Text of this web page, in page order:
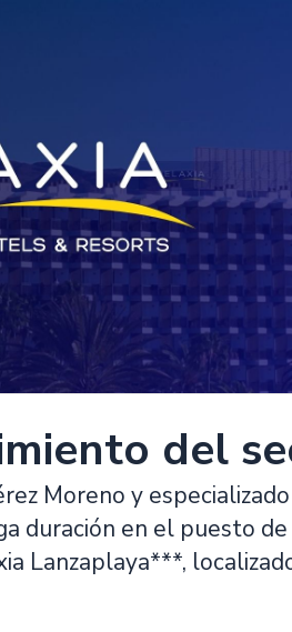
del
Moreno y
duración en el puesto de
Lanzaplaya***,